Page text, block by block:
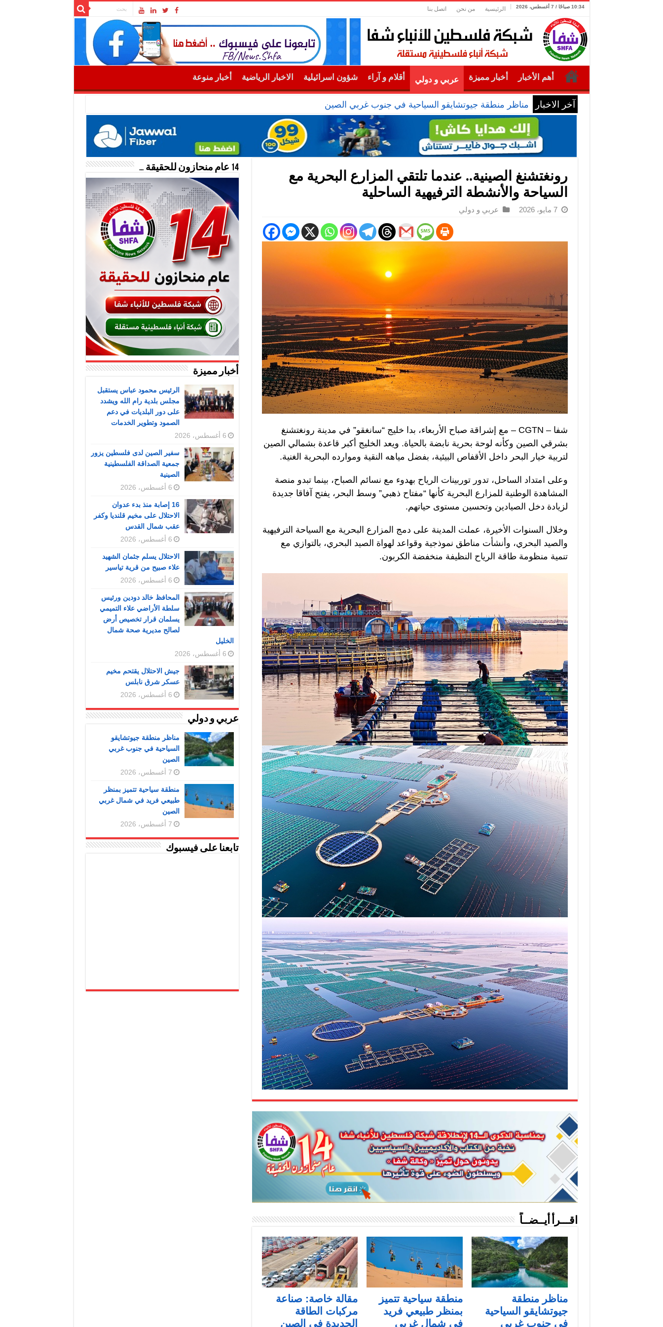
10:34 صباحًا / 7 أغسطس، 2026 الرئيسية من نحن اتصل بنا
أهم الأخبار أخبار مميزة عربي و دولي أقلام و آراء شؤون اسرائيلية الاخبار الرياضية أخبار منوعة
آخر الاخبار مناظر منطقة جيوتشايقو السياحية في جنوب غربي الصين
رونغتشنغ الصينية.. عندما تلتقي المزارع البحرية مع
السياحة والأنشطة الترفيهية الساحلية
7 مايو، 2026 عربي و دولي
شفا – CGTN – مع إشراقة صباح الأربعاء، بدا خليج “سانغقو” في مدينة رونغتشنغ
بشرقي الصين وكأنه لوحة بحرية نابضة بالحياة. ويعد الخليج أكبر قاعدة بشمالي الصين
لتربية خيار البحر داخل الأقفاص البيئية، بفضل مياهه النقية وموارده البحرية الغنية.
وعلى امتداد الساحل، تدور توربينات الرياح بهدوء مع نسائم الصباح، بينما تبدو منصة
المشاهدة الوطنية للمزارع البحرية كأنها “مفتاح ذهبي” وسط البحر، يفتح آفاقا جديدة
لزيادة دخل الصيادين وتحسين مستوى حياتهم.
وخلال السنوات الأخيرة، عملت المدينة على دمج المزارع البحرية مع السياحة الترفيهية
والصيد البحري، وأنشأت مناطق نموذجية وقواعد لهواة الصيد البحري، بالتوازي مع
تنمية منظومة طاقة الرياح النظيفة منخفضة الكربون.
اقـــرأ أيــضــاً
مناظر منطقة
جيوتشايقو السياحية
في جنوب غربي
منطقة سياحية تتميز
بمنظر طبيعي فريد
في شمال غربي
مقالة خاصة: صناعة
مركبات الطاقة
الجديدة في الصين
14 عام منحازون للحقيقة …
أخبار مميزة
الرئيس محمود عباس يستقبل
مجلس بلدية رام الله ويشدد
على دور البلديات في دعم
الصمود وتطوير الخدمات
6 أغسطس، 2026
سفير الصين لدى فلسطين يزور
جمعية الصداقة الفلسطينية
الصينية
6 أغسطس، 2026
16 إصابة منذ بدء عدوان
الاحتلال على مخيم قلنديا وكفر
عقب شمال القدس
6 أغسطس، 2026
الاحتلال يسلم جثمان الشهيد
علاء صبيح من قرية تياسير
6 أغسطس، 2026
المحافظ خالد دودين ورئيس
سلطة الأراضي علاء التميمي
يسلمان قرار تخصيص أرض
لصالح مديرية صحة شمال
الخليل
6 أغسطس، 2026
جيش الاحتلال يقتحم مخيم
عسكر شرق نابلس
6 أغسطس، 2026
عربي و دولي
مناظر منطقة جيوتشايقو
السياحية في جنوب غربي
الصين
7 أغسطس، 2026
منطقة سياحية تتميز بمنظر
طبيعي فريد في شمال غربي
الصين
7 أغسطس، 2026
تابعنا على فيسبوك